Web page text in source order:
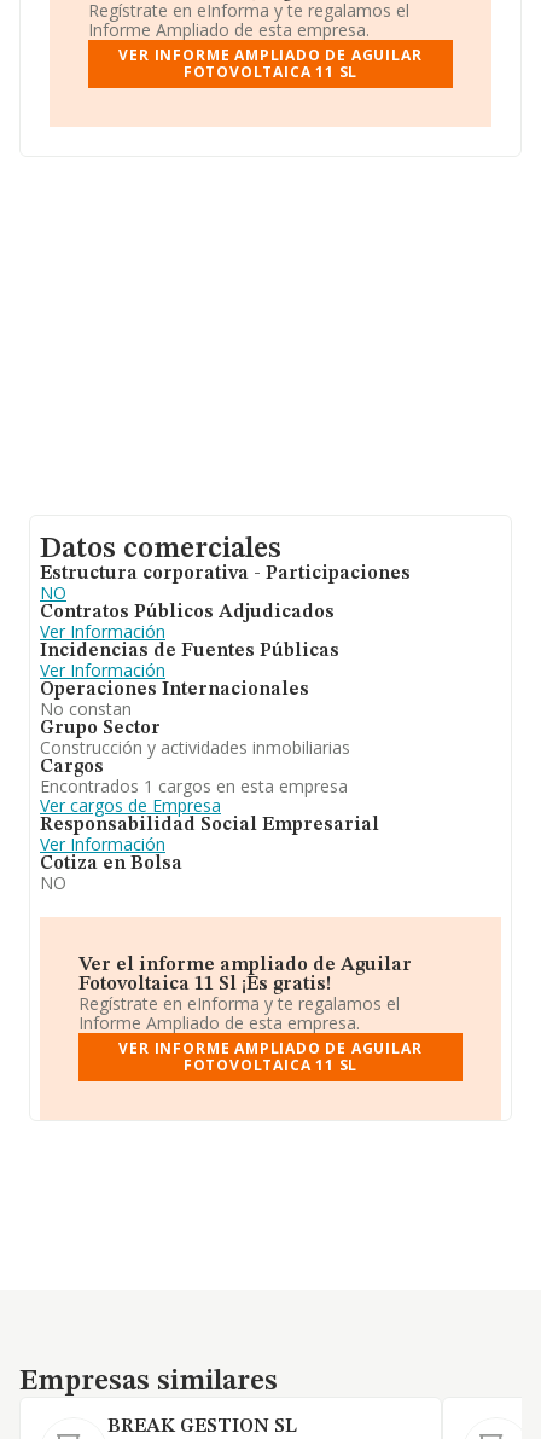
INFORMA aparecen 7586 empresas, con ventas de
hasta 465 millones de euros. Con el fin de ampliar la
información relativa a las compañías, los empleados de
media son 1; la antigüedad desde la constitución es de
20 años.
Regístrate en eInforma y te regalamos el
Informe Ampliado de esta empresa.
VER INFORME AMPLIADO DE AGUILAR
FOTOVOLTAICA 11 SL
Datos comerciales
Estructura corporativa - Participaciones
NO
Contratos Públicos Adjudicados
Ver Información
Incidencias de Fuentes Públicas
Ver Información
Operaciones Internacionales
No constan
Grupo Sector
Construcción y actividades inmobiliarias
Cargos
Encontrados 1 cargos en esta empresa
Ver cargos de Empresa
Responsabilidad Social Empresarial
Ver Información
Cotiza en Bolsa
NO
Ver el informe ampliado de Aguilar
Fotovoltaica 11 Sl ¡Es gratis!
Regístrate en eInforma y te regalamos el
Informe Ampliado de esta empresa.
VER INFORME AMPLIADO DE AGUILAR
FOTOVOLTAICA 11 SL
Empresas similares
Empresas similares
BREAK GESTION SL